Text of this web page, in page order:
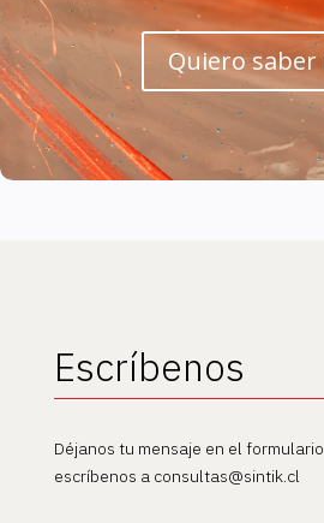
Quiero saber
Escríbenos
Déjanos tu mensaje en el
escríbenos a consultas@sintik.cl